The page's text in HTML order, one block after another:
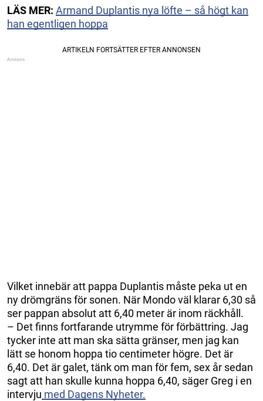
LÄS MER: Armand Duplantis nya löfte – så högt kan
han egentligen hoppa
Vilket innebär att pappa Duplantis måste peka ut en
ny drömgräns för sonen. När Mondo väl klarar 6,30 så
ser pappan absolut att 6,40 meter är inom räckhåll.
– Det finns fortfarande utrymme för förbättring. Jag
tycker inte att man ska sätta gränser, men jag kan
lätt se honom hoppa tio centimeter högre. Det är
6,40. Det är galet, tänk om man för fem, sex år sedan
sagt att han skulle kunna hoppa 6,40, säger Greg i en
intervju med Dagens Nyheter.